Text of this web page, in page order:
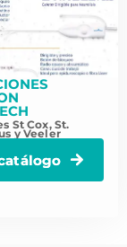
St Cox, St.
y Veeler